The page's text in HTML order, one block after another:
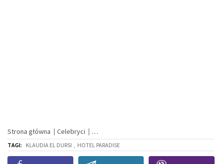
Strona główna Celebryci
TAGI: KLAUDIA EL DURSI HOTEL PARADISE